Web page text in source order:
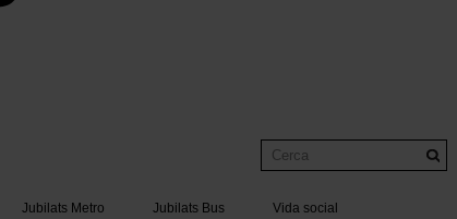
Cerca
Jubilats Metro Jubilats Bus Vida social